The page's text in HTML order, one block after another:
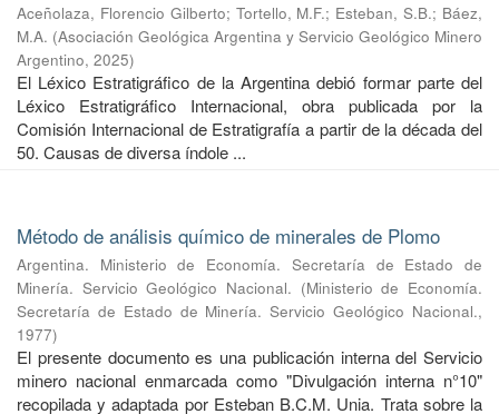
Aceñolaza, Florencio Gilberto; Tortello, M.F.; Esteban, S.B.; Báez,
M.A. (Asociación Geológica Argentina y Servicio Geológico Minero
Argentino, 2025)
El Léxico Estratigráfico de la Argentina debió formar parte del
Léxico Estratigráfico Internacional, obra publicada por la
Comisión Internacional de Estratigrafía a partir de la década del
50. Causas de diversa índole ...
Método de análisis químico de minerales de Plomo
Argentina. Ministerio de Economía. Secretaría de Estado de
Minería. Servicio Geológico Nacional. (Ministerio de Economía.
Secretaría de Estado de Minería. Servicio Geológico Nacional.,
1977)
El presente documento es una publicación interna del Servicio
minero nacional enmarcada como "Divulgación interna n°10"
recopilada y adaptada por Esteban B.C.M. Unia. Trata sobre la